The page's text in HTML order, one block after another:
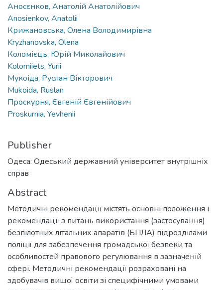
Аносєнков, Анатолій Анатолійович
Anosienkov, Anatolii
Крижановська, Олена Володимирівна
Kryzhanovska, Olena
Коломієць, Юрій Миколайович
Kolomiiets, Yurii
Мукоіда, Руслан Вікторович
Mukoida, Ruslan
Проскурня, Євгеній Євгенійович
Proskurnia, Yevhenii
Publisher
Одеса: Одеський державний університет внутрішніх
справ
Abstract
Методичні рекомендації містять основні положення і
рекомендації з питань використання (застосування)
безпілотних літальних апаратів (БПЛА) підрозділами
поліції для забезпечення громадської безпеки та
особливостей правового регулювання в зазначеній
сфері. Методичні рекомендації розраховані на
здобувачів вищої освіти зі специфічними умовами